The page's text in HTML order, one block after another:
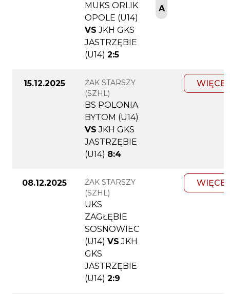
MUKS ORLIK
OPOLE (U14)
VS JKH GKS
JASTRZĘBIE
(U14) 2:5
A
15.12.2025
ŻAK STARSZY
(SZHL)
BS POLONIA
BYTOM (U14)
VS JKH GKS
JASTRZĘBIE
(U14) 8:4
WIĘCEJ
08.12.2025
ŻAK STARSZY
(SZHL)
UKS
ZAGŁĘBIE
SOSNOWIEC
(U14) VS JKH
GKS
JASTRZĘBIE
(U14) 2:9
WIĘCEJ